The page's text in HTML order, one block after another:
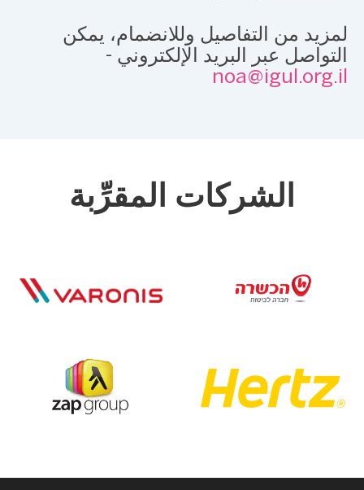
لمزيد من التفاصيل وللانضمام، يمكن
التواصل عبر البريد الإلكتروني -
noa@igul.org.il
الشركات المقرِّبة